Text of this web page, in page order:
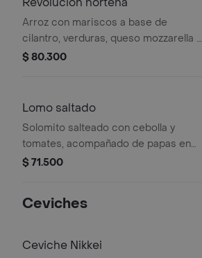
Arroz con mariscos a base de
cilantro, verduras, queso mozzarella y
queso parmesano, acompañado de
$ 80.300
Lomo saltado
Solomito salteado con cebolla y
tomates, acompañado de papas en
casco y arroz, pídelo también con
$ 71.500
Ceviches
Ceviche Nikkei